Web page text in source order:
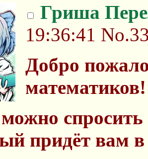
Гриша
19:36:41
Добро
математиков!
можно
придёт вам в